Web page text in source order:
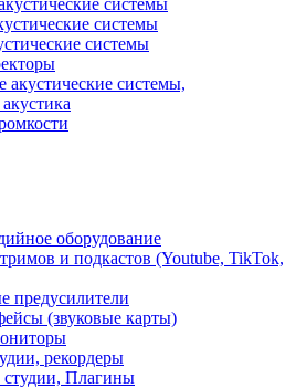
системы
системы
системы
системы,
оборудование
и подкастов (Youtube, TikTok,
предусилители
(звуковые карты)
рекордеры
Плагины